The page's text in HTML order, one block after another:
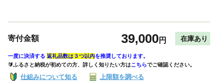
寄付金額 39,000円 在庫あり
一度に決済する 返礼品数は３つ以内を推奨しております。
🔰ふるさと納税が初めての方、詳しく知りたい方はこちらでご確認ください。
仕組みについて知る 上限額を調べる